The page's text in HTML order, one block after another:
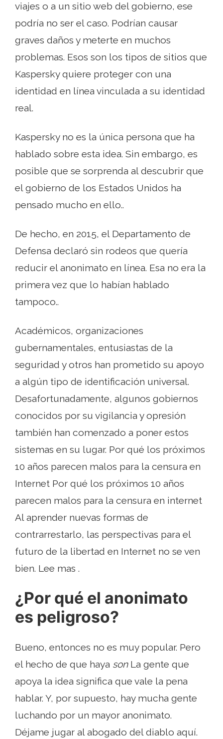
viajes o a un sitio web del gobierno, ese
podría no ser el caso. Podrían causar
graves daños y meterte en muchos
problemas. Esos son los tipos de sitios que
Kaspersky quiere proteger con una
identidad en línea vinculada a su identidad
real.
Kaspersky no es la única persona que ha
hablado sobre esta idea. Sin embargo, es
posible que se sorprenda al descubrir que
el gobierno de los Estados Unidos ha
pensado mucho en ello..
De hecho, en 2015, el Departamento de
Defensa declaró sin rodeos que quería
reducir el anonimato en línea. Esa no era la
primera vez que lo habían hablado
tampoco..
Académicos, organizaciones
gubernamentales, entusiastas de la
seguridad y otros han prometido su apoyo
a algún tipo de identificación universal.
Desafortunadamente, algunos gobiernos
conocidos por su vigilancia y opresión
también han comenzado a poner estos
sistemas en su lugar. Por qué los próximos
10 años parecen malos para la censura en
Internet Por qué los próximos 10 años
parecen malos para la censura en internet
Al aprender nuevas formas de
contrarrestarlo, las perspectivas para el
futuro de la libertad en Internet no se ven
bien. Lee mas .
¿Por qué el anonimato
es peligroso?
Bueno, entonces no es muy popular. Pero
el hecho de que haya sonLa gente que
apoya la idea significa que vale la pena
hablar. Y, por supuesto, hay mucha gente
luchando por un mayor anonimato.
Déjame jugar al abogado del diablo aquí.